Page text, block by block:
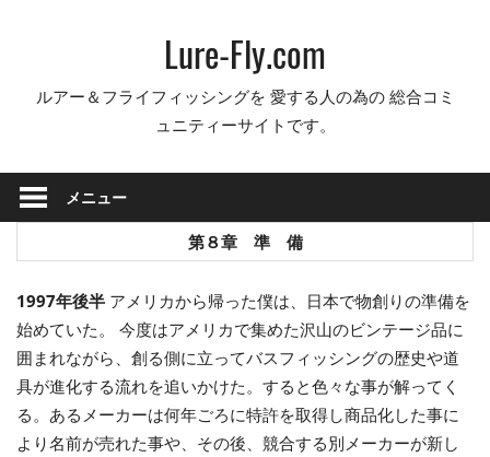
Lure-Fly.com
ルアー＆フライフィッシングを 愛する人の為の 総合コミ
ュニティーサイトです。
メニュー
第８章 準 備
1997年後半 アメリカから帰った僕は、日本で物創りの準備を
始めていた。 今度はアメリカで集めた沢山のビンテージ品に
囲まれながら、創る側に立ってバスフィッシングの歴史や道
具が進化する流れを追いかけた。すると色々な事が解ってく
る。あるメーカーは何年ごろに特許を取得し商品化した事に
より名前が売れた事や、その後、競合する別メーカーが新し